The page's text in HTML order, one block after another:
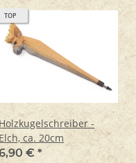
TOP
Holzkugelschreiber -
Elch, ca. 20cm
€ *